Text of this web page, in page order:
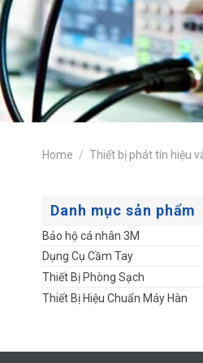
Home / Thiết bị phát tín hiệu
Danh mục sản phẩm
Bảo hộ cá nhân 3M
Dụng Cụ Cầm Tay
Thiết Bị Phòng Sạch
Thiết Bị Hiệu Chuẩn Máy Hàn